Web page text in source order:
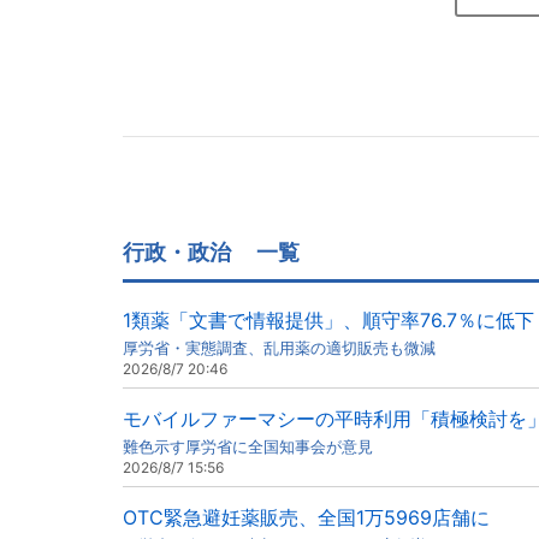
行政・政治 一覧
1類薬「文書で情報提供」、順守率76.7％に低下
厚労省・実態調査、乱用薬の適切販売も微減
2026/8/7 20:46
モバイルファーマシーの平時利用「積極検討を」
難色示す厚労省に全国知事会が意見
2026/8/7 15:56
OTC緊急避妊薬販売、全国1万5969店舗に